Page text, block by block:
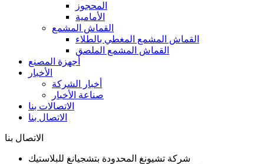
المحجوز
الأمامية
القماش المشمع
القماش المشمع المغطي بالطلاء
القماش المشمع الملصق
أجهزة المصنع
الأخبار
أخبار الشركة
صناعة الأخبار
الاتصالات بنا
الاتصال بنا
الاتصال بنا
شركة تشيونغ المحدودة بتشجيانغ للبلاستيك